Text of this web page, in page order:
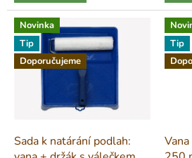
Novinka
Tip
Doporučujeme
Sada k natárání podlah:
Tip